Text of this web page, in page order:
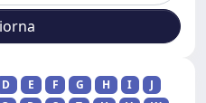
D E F G H I
J